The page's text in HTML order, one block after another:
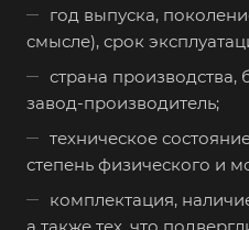
год выпуска,
смысле), срок
страна производства,
завод-производитель;
техническое
степень физического и
комплектация,
Арамиль
Архангельск
Асбест
Асино
Астрахань